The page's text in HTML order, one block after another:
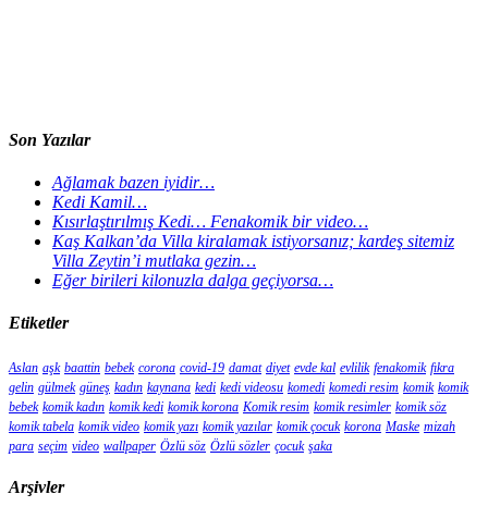
Son Yazılar
Ağlamak bazen iyidir…
Kedi Kamil…
Kısırlaştırılmış Kedi… Fenakomik bir video…
Kaş Kalkan’da Villa kiralamak istiyorsanız; kardeş sitemiz
Villa Zeytin’i mutlaka gezin…
Eğer birileri kilonuzla dalga geçiyorsa…
Etiketler
Aslan aşk baattin bebek corona covid-19 damat diyet evde kal evlilik fenakomik fıkra
gelin gülmek güneş kadın kaynana kedi kedi videosu komedi komedi resim komik komik
bebek komik kadın komik kedi komik korona Komik resim komik resimler komik söz
komik tabela komik video komik yazı komik yazılar komik çocuk korona Maske mizah
para seçim video wallpaper Özlü söz Özlü sözler çocuk şaka
Arşivler